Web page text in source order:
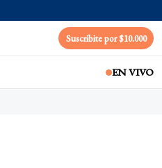
Suscribite por $10.000
EN VIVO